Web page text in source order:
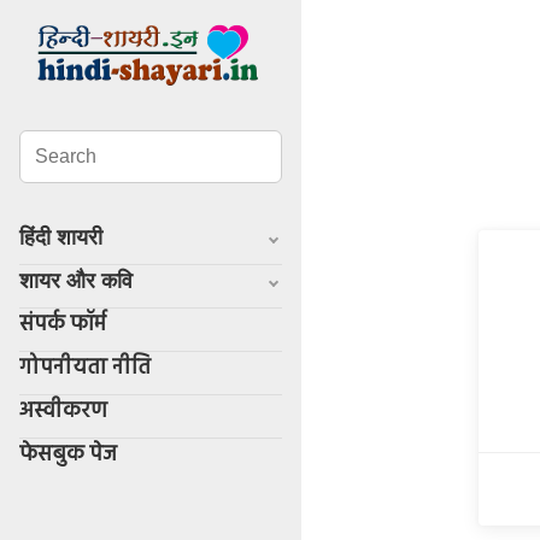
हिंदी शायरी
शायर और कवि
संपर्क फॉर्म
गोपनीयता नीति
अस्वीकरण
फेसबुक पेज